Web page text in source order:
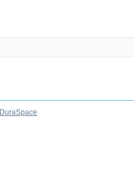
DuraSpace